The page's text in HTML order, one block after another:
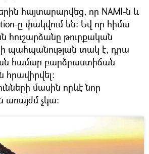
հայտարարվեց, որ NAMI-ն և
ը փակվում են։ Եվ որ հիմա
հուշարձանը թուրքական
պահպանության տակ է, դրա
համար բարձրաստիճան
մասին որևէ նոր
առայժմ չկա։